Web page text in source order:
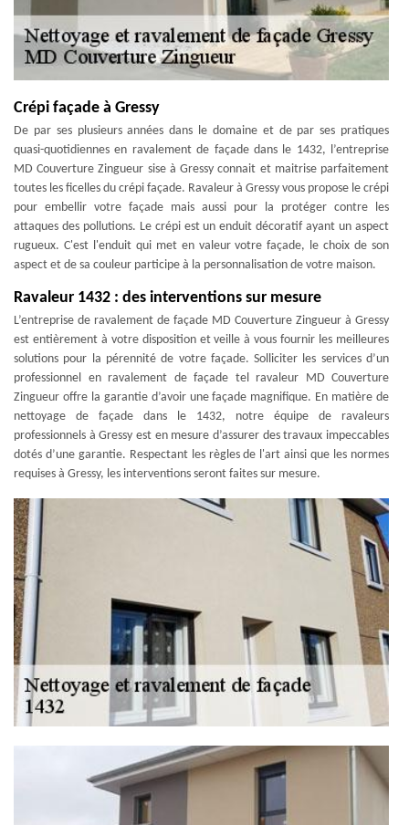
Crépi façade à Gressy
De par ses plusieurs années dans le domaine et de par ses pratiques
quasi-quotidiennes en ravalement de façade dans le 1432, l’entreprise
MD Couverture Zingueur sise à Gressy connait et maitrise parfaitement
toutes les ficelles du crépi façade. Ravaleur à Gressy vous propose le crépi
pour embellir votre façade mais aussi pour la protéger contre les
attaques des pollutions. Le crépi est un enduit décoratif ayant un aspect
rugueux. C'est l'enduit qui met en valeur votre façade, le choix de son
aspect et de sa couleur participe à la personnalisation de votre maison.
Ravaleur 1432 : des interventions sur mesure
L’entreprise de ravalement de façade MD Couverture Zingueur à Gressy
est entièrement à votre disposition et veille à vous fournir les meilleures
solutions pour la pérennité de votre façade. Solliciter les services d’un
professionnel en ravalement de façade tel ravaleur MD Couverture
Zingueur offre la garantie d’avoir une façade magnifique. En matière de
nettoyage de façade dans le 1432, notre équipe de ravaleurs
professionnels à Gressy est en mesure d’assurer des travaux impeccables
dotés d’une garantie. Respectant les règles de l'art ainsi que les normes
requises à Gressy, les interventions seront faites sur mesure.